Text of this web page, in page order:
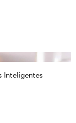
Inteligentes